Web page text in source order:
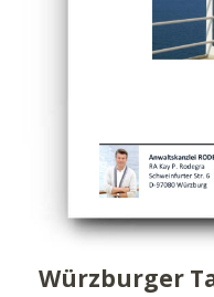
Würzburger